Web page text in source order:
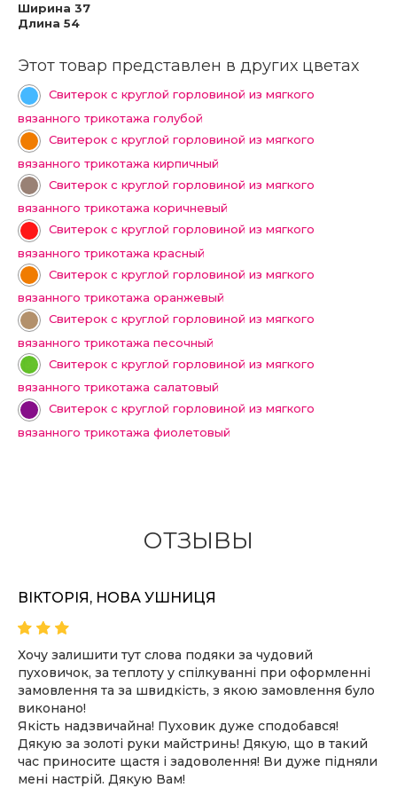
Ширина 37
Длина 54
Этот товар представлен в других цветах
Свитерок с круглой горловиной из мягкого
вязанного трикотажа голубой
Свитерок с круглой горловиной из мягкого
вязанного трикотажа кирпичный
Свитерок с круглой горловиной из мягкого
вязанного трикотажа коричневый
Свитерок с круглой горловиной из мягкого
вязанного трикотажа красный
Свитерок с круглой горловиной из мягкого
вязанного трикотажа оранжевый
Свитерок с круглой горловиной из мягкого
вязанного трикотажа песочный
Свитерок с круглой горловиной из мягкого
вязанного трикотажа салатовый
Свитерок с круглой горловиной из мягкого
вязанного трикотажа фиолетовый
ОТЗЫВЫ
ВІКТОРІЯ, НОВА УШНИЦЯ
Хочу залишити тут слова подяки за чудовий
пуховичок, за теплоту у спілкуванні при оформленні
замовлення та за швидкість, з якою замовлення було
виконано!
Якість надзвичайна! Пуховик дуже сподобався!
Дякую за золоті руки майстринь! Дякую, що в такий
час приносите щастя і задоволення! Ви дуже підняли
мені настрій. Дякую Вам!